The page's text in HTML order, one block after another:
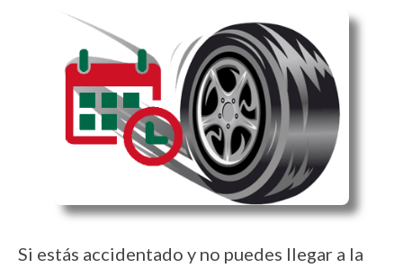
Si estás accidentado y no puedes llegar a la